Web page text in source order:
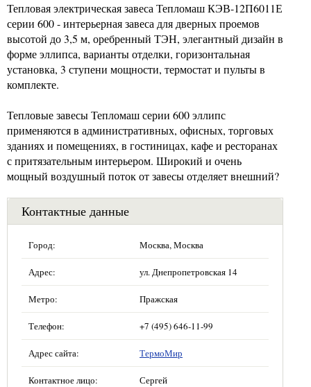
Тепловая электрическая завеса Тепломаш КЭВ-12П6011Е
серии 600 - интерьерная завеса для дверных проемов
высотой до 3,5 м, оребренный ТЭН, элегантный дизайн в
форме эллипса, варианты отделки, горизонтальная
установка, 3 ступени мощности, термостат и пульты в
комплекте.
Тепловые завесы Тепломаш серии 600 эллипс
применяются в административных, офисных, торговых
зданиях и помещениях, в гостиницах, кафе и ресторанах
с притязательным интерьером. Широкий и очень
мощный воздушный поток от завесы отделяет внешний?
Контактные данные
Город: Москва, Москва
Адрес: ул. Днепропетровская 14
Метро: Пражская
Телефон: +7 (495) 646-11-99
Адрес сайта: ТермоМир
Контактное лицо: Сергей